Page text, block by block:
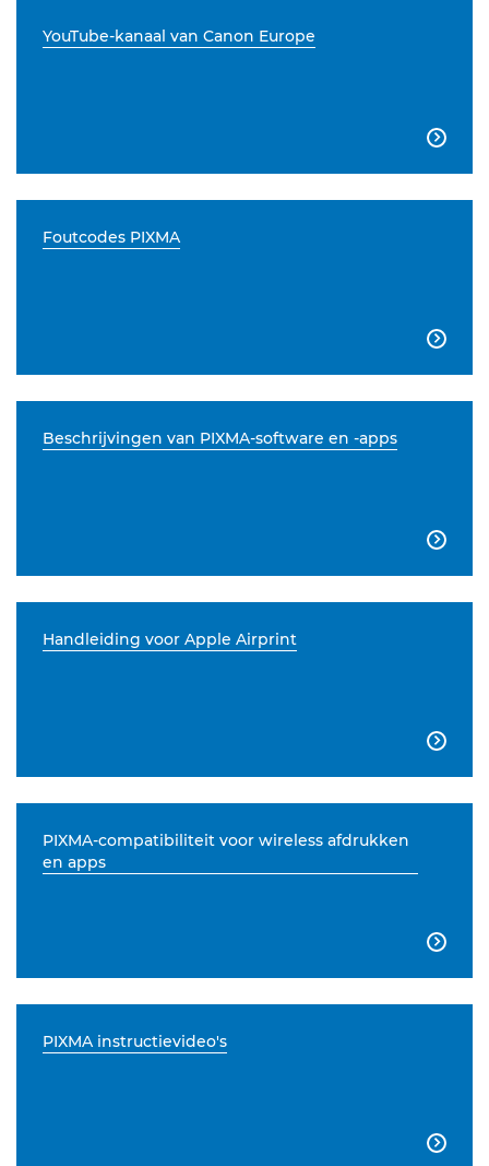
YouTube-kanaal van Canon Europe

Foutcodes PIXMA

Beschrijvingen van PIXMA-software en -apps

Handleiding voor Apple Airprint

PIXMA-compatibiliteit voor wireless afdrukken
en apps

PIXMA instructievideo's
